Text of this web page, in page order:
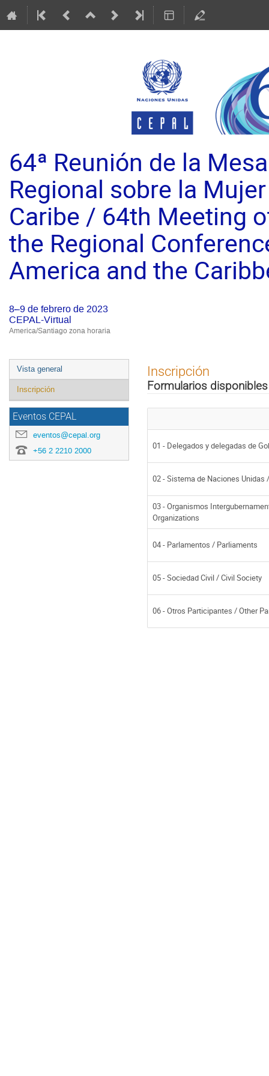
64ª Reunión de la
Regional sobre la
Caribe / 64th Meeting
the Regional
America and the
8–9 de febrero de 2023
CEPAL-Virtual
America/Santiago zona horaria
Event
menu
Vista general
Inscripción
Eventos CEPAL
eventos@cepal.org
+56 2 2210 2000
Inscripción
Formularios disponibles
01 - Delegados y delegadas de
02 - Sistema de Naciones Unidas
03 - Organismos
Organizations
04 - Parlamentos / Parliaments
05 - Sociedad Civil / Civil Society
06 - Otros Participantes / Other